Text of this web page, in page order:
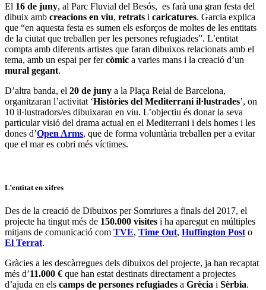
El 16 de juny, al Parc Fluvial del Besós, es farà una gran festa del
dibuix amb creacions en viu, retrats i caricatures. Garcia explica
que “en aquesta festa es sumen els esforços de moltes de les entitats
de la ciutat que treballen per les persones refugiades”. L’entitat
compta amb diferents artistes que faran dibuixos relacionats amb el
tema, amb un espai per fercòmic a varies mans i la creació d’un
mural gegant.
D’altra banda, el 20 de juny a la Plaça Reial de Barcelona,
organitzaran l’activitat ‘Històries del Mediterrani il·lustrades’, on
10 il·lustradors/es dibuixaran en viu. L’objectiu és donar la seva
particular visió del drama actual en el Mediterrani i dels homes i les
dones d’Open Arms, que de forma voluntària treballen per a evitar
que el mar es cobri més víctimes.
L’entitat en xifres
Des de la creació de Dibuixos per Somriures a finals del 2017, el
projecte ha tingut més de 150.000 visites i ha aparegut en múltiples
mitjans de comunicació com TVE, Time Out, Huffington Post o
El Terrat.
Gràcies a les descàrregues dels dibuixos del projecte, ja han recaptat
més d’11.000 € que han estat destinats directament a projectes
d’ajuda en els camps de persones refugiades a Grècia i Sèrbia.